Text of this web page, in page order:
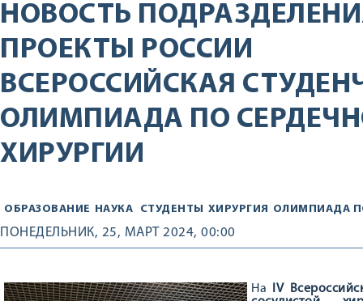
НОВОСТЬ
ПРОЕКТЫ РОССИИ
ВСЕРОССИЙСКАЯ
ОЛИМПИАДА ПО
ХИРУРГИИ
ОБРАЗОВАНИЕ НАУКА СТУДЕНТЫ ХИРУРГИЯ ОЛИМПИАДА
ПОНЕДЕЛЬНИК, 25, МАРТ 2024, 00:00
На
IV